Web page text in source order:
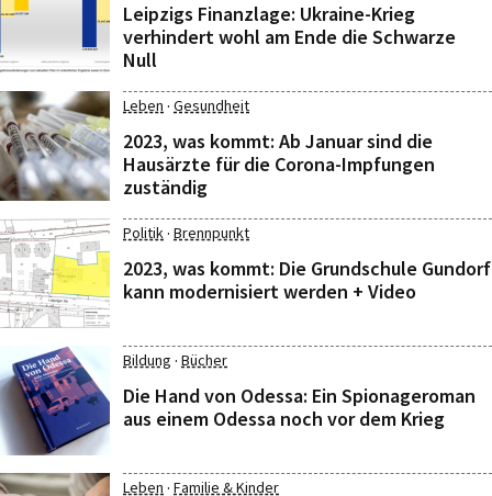
Leipzigs Finanzlage: Ukraine-Krieg
verhindert wohl am Ende die Schwarze
Null
Leben · Gesundheit
2023, was kommt: Ab Januar sind die
Hausärzte für die Corona-Impfungen
zuständig
Politik· Brennpunkt
2023, was kommt: Die Grundschule Gundorf
kann modernisiert werden + Video
Bildung · Bücher
Die Hand von Odessa: Ein Spionageroman
aus einem Odessa noch vor dem Krieg
Leben · Familie & Kinder